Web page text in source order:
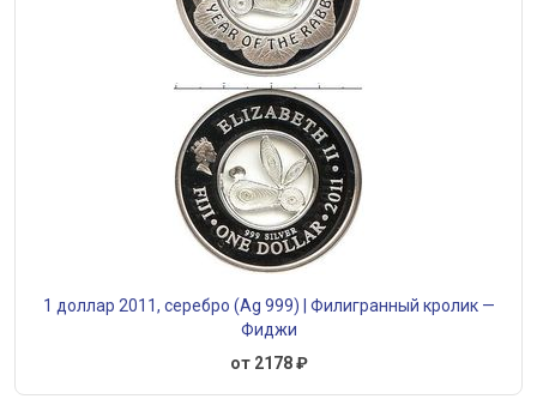
1 доллар 2011, серебро (Ag 999) | Филигранный кролик —
Фиджи
от 2178 ₽